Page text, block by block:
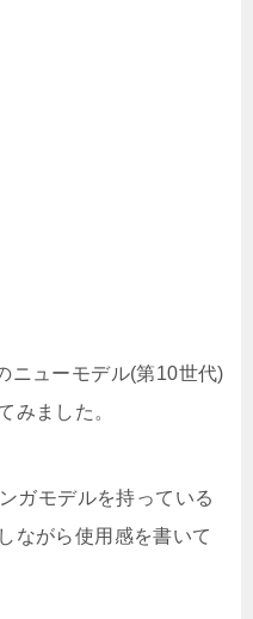
ニューモデル(第10世代)
みました。
ガモデルを持っている
ながら使用感を書いて